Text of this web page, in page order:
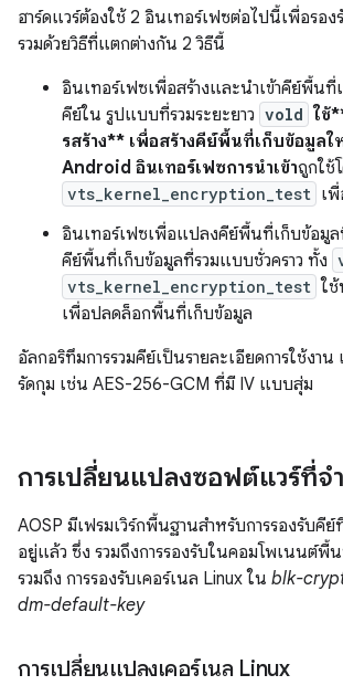
ฮาร์ดแวร์ต้องใช้ 2 อินเทอร์เฟซต่อไปนี้เพื่อรอง
รวมด้วยวิธีที่แตกต่างกัน 2 วิธีนี้
อินเทอร์เฟซเพื่อสร้างและนำเข้าคีย์พื้นที่
คีย์ใน รูปแบบที่รวมระยะยาว vold ใช้
รสร้าง** เพื่อสร้างคีย์พื้นที่เก็บข้อมูลใ
Android อินเทอร์เฟซการนำเข้าถูกใช้
vts_kernel_encryption_test เ
อินเทอร์เฟซเพื่อแปลงคีย์พื้นที่เก็บข้อมูล
คีย์พื้นที่เก็บข้อมูลที่รวมแบบชั่วคราว ทั้ง
vts_kernel_encryption_test ใ
เพื่อปลดล็อกพื้นที่เก็บข้อมูล
อัลกอริทึมการรวมคีย์เป็นรายละเอียดการใช้งา
รัดกุม เช่น AES-256-GCM ที่มี IV แบบสุ่ม
การเปลี่ยนแปลงซอฟต์แวร์ที่จ
AOSP มีเฟรมเวิร์กพื้นฐานสำหรับการรองรับคีย์
อยู่แล้ว ซึ่ง รวมถึงการรองรับในคอมโพเนนต์พื้
รวมถึง การรองรับเคอร์เนล Linux ใน blk-
dm-default-key
การเปลี่ยนแปลงเคอร์เนล Linux